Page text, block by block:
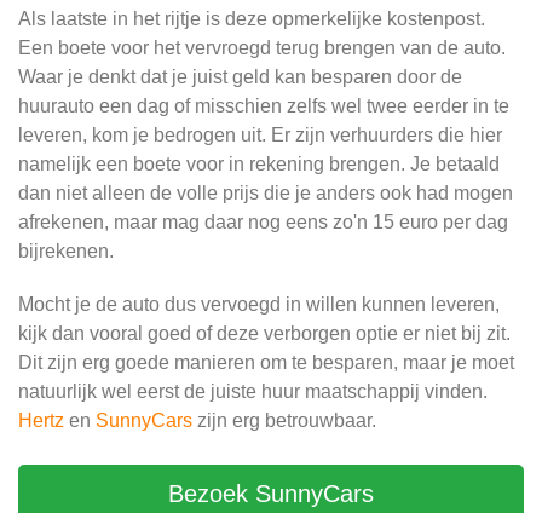
Als laatste in het rijtje is deze opmerkelijke kostenpost.
Een boete voor het vervroegd terug brengen van de auto.
Waar je denkt dat je juist geld kan besparen door de
huurauto een dag of misschien zelfs wel twee eerder in te
leveren, kom je bedrogen uit. Er zijn verhuurders die hier
namelijk een boete voor in rekening brengen. Je betaald
dan niet alleen de volle prijs die je anders ook had mogen
afrekenen, maar mag daar nog eens zo'n 15 euro per dag
bijrekenen.
Mocht je de auto dus vervoegd in willen kunnen leveren,
kijk dan vooral goed of deze verborgen optie er niet bij zit.
Dit zijn erg goede manieren om te besparen, maar je moet
natuurlijk wel eerst de juiste huur maatschappij vinden.
Hertz en SunnyCars zijn erg betrouwbaar.
Bezoek SunnyCars